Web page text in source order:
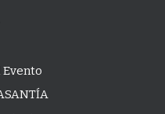
Evento